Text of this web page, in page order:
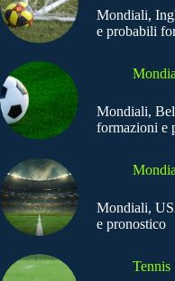
Mondiali,
e probabili
Mondiali,
formazioni e
Mondiali,
e pronostico
Tennis